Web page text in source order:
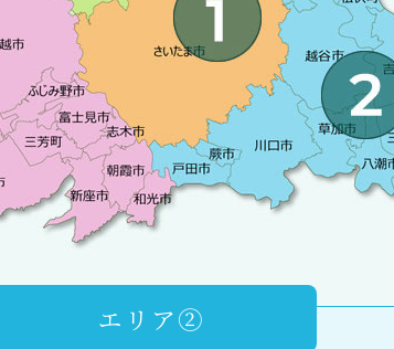
エリア②